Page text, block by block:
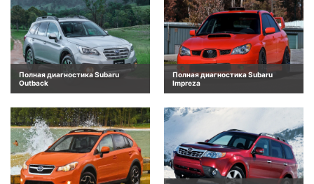
Полная диагностика Subaru
Outback
Полная диагностика Subaru
Impreza